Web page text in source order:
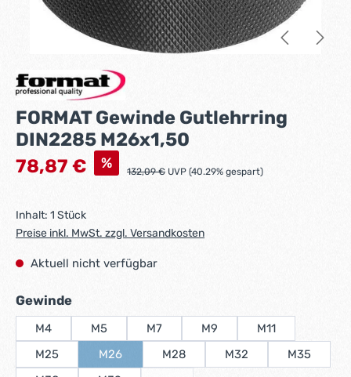
FORMAT Gewinde Gutlehrring
DIN2285 M26x1,50
Verkaufspreis:
78,87 € % Regulärer Preis:
132,09 € UVP (40.29% gespart)
Inhalt: 1 Stück
Preise inkl. MwSt. zzgl. Versandkosten
Aktuell nicht verfügbar
Gewindeauswählen
M4 M5 M7 M9
M11
M25
M26
(Diese Option ist zurzeit nicht verfügbar.)
M28 M32
M35